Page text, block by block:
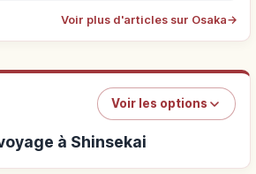
Voir plus d'articles sur Osaka→
Voir les options
à Shinsekai